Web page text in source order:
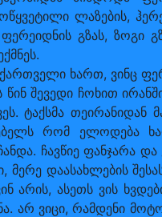
ლაზების,
ფერეიდნის გზას,
ხართ, ვინც
წინ შევედი ჩოხით
ტაქსმა
რომ ელოდება
ჩავწიე ფანჯარა
მერე დაასახლების
არის, ასეთს ვის
არ ვიცი, რამდენი